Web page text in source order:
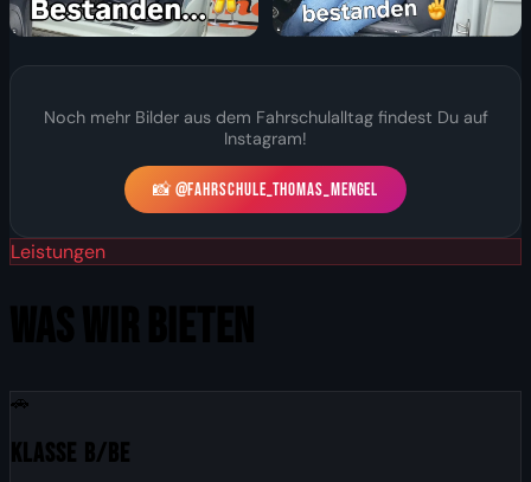
Noch mehr Bilder aus dem Fahrschulalltag findest Du auf
Instagram!
📸 @FAHRSCHULE_THOMAS_MENGEL
Leistungen
🚗
Klasse B/BE